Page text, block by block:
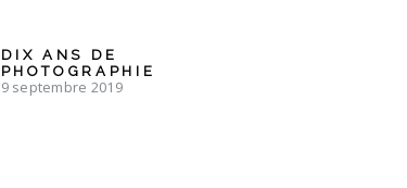
DIX ANS DE
PHOTOGRAPHIE
9 septembre 2019